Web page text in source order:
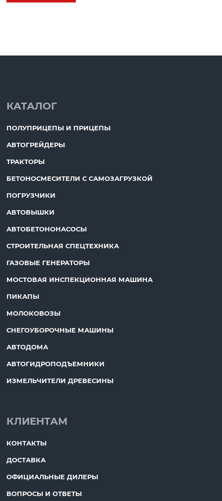
КАТАЛОГ
ПОЛУПРИЦЕПЫ И ПРИЦЕПЫ
АВТОГРЕЙДЕРЫ
ТРАКТОРЫ
БЕТОНОСМЕСИТЕЛИ С САМОЗАГРУЗКОЙ
ПОГРУЗЧИКИ
АВТОВЫШКИ
АВТОБЕТОНОНАСОСЫ
СТРОИТЕЛЬНАЯ СПЕЦТЕХНИКА
ГАЗОВЫЕ ГЕНЕРАТОРЫ
МОСТОВАЯ ИНСПЕКЦИОННАЯ МАШИНА
ПИКАПЫ
МОЛОКОВОЗЫ
СНЕГОУБОРОЧНЫЕ МАШИНЫ
АВТОДОМА
АВТОГИДРОПОДЪЕМНИКИ
ИЗМЕЛЬЧИТЕЛИ ДРЕВЕСИНЫ
КЛИЕНТАМ
КОНТАКТЫ
ДОСТАВКА
ОФИЦИАЛЬНЫЕ ДИЛЕРЫ
ВОПРОСЫ И ОТВЕТЫ